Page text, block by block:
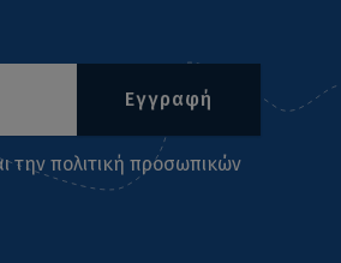
Εγγραφή
την πολιτική προσωπικών